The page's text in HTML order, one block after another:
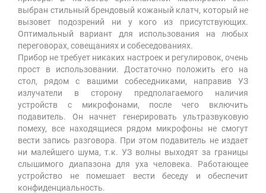
выбран стильный брендовый кожаный клатч, который не
вызовет подозрений ни у кого из присутствующих.
Оптимальный вариант для использования на любых
переговорах, совещаниях и собеседованиях.
Прибор не требует никаких настроек и регулировок, очень
прост в использовании. Достаточно положить его на
стол, рядом с вашими собеседниками, направив УЗ
излучатели в сторону предполагаемого наличия
устройств с микрофонами, после чего включить
подавитель. Он начнет генерировать ультразвуковую
помеху, все находящиеся рядом микрофоны не смогут
вести запись разговора. При этом подавитель не издает
ни малейшего шума, т.к. УЗ волны выходят за границы
слышимого диапазона для уха человека. Работающее
устройство не помешает вести беседу и обеспечит
конфиденциальность.